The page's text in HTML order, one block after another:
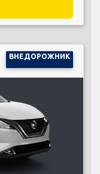
ВНЕДОРОЖНИК